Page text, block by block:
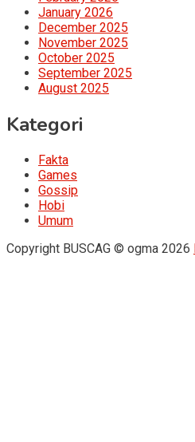
January 2026
December 2025
November 2025
October 2025
September 2025
August 2025
Kategori
Fakta
Games
Gossip
Hobi
Umum
Copyright BUSCAG © ogma 2026